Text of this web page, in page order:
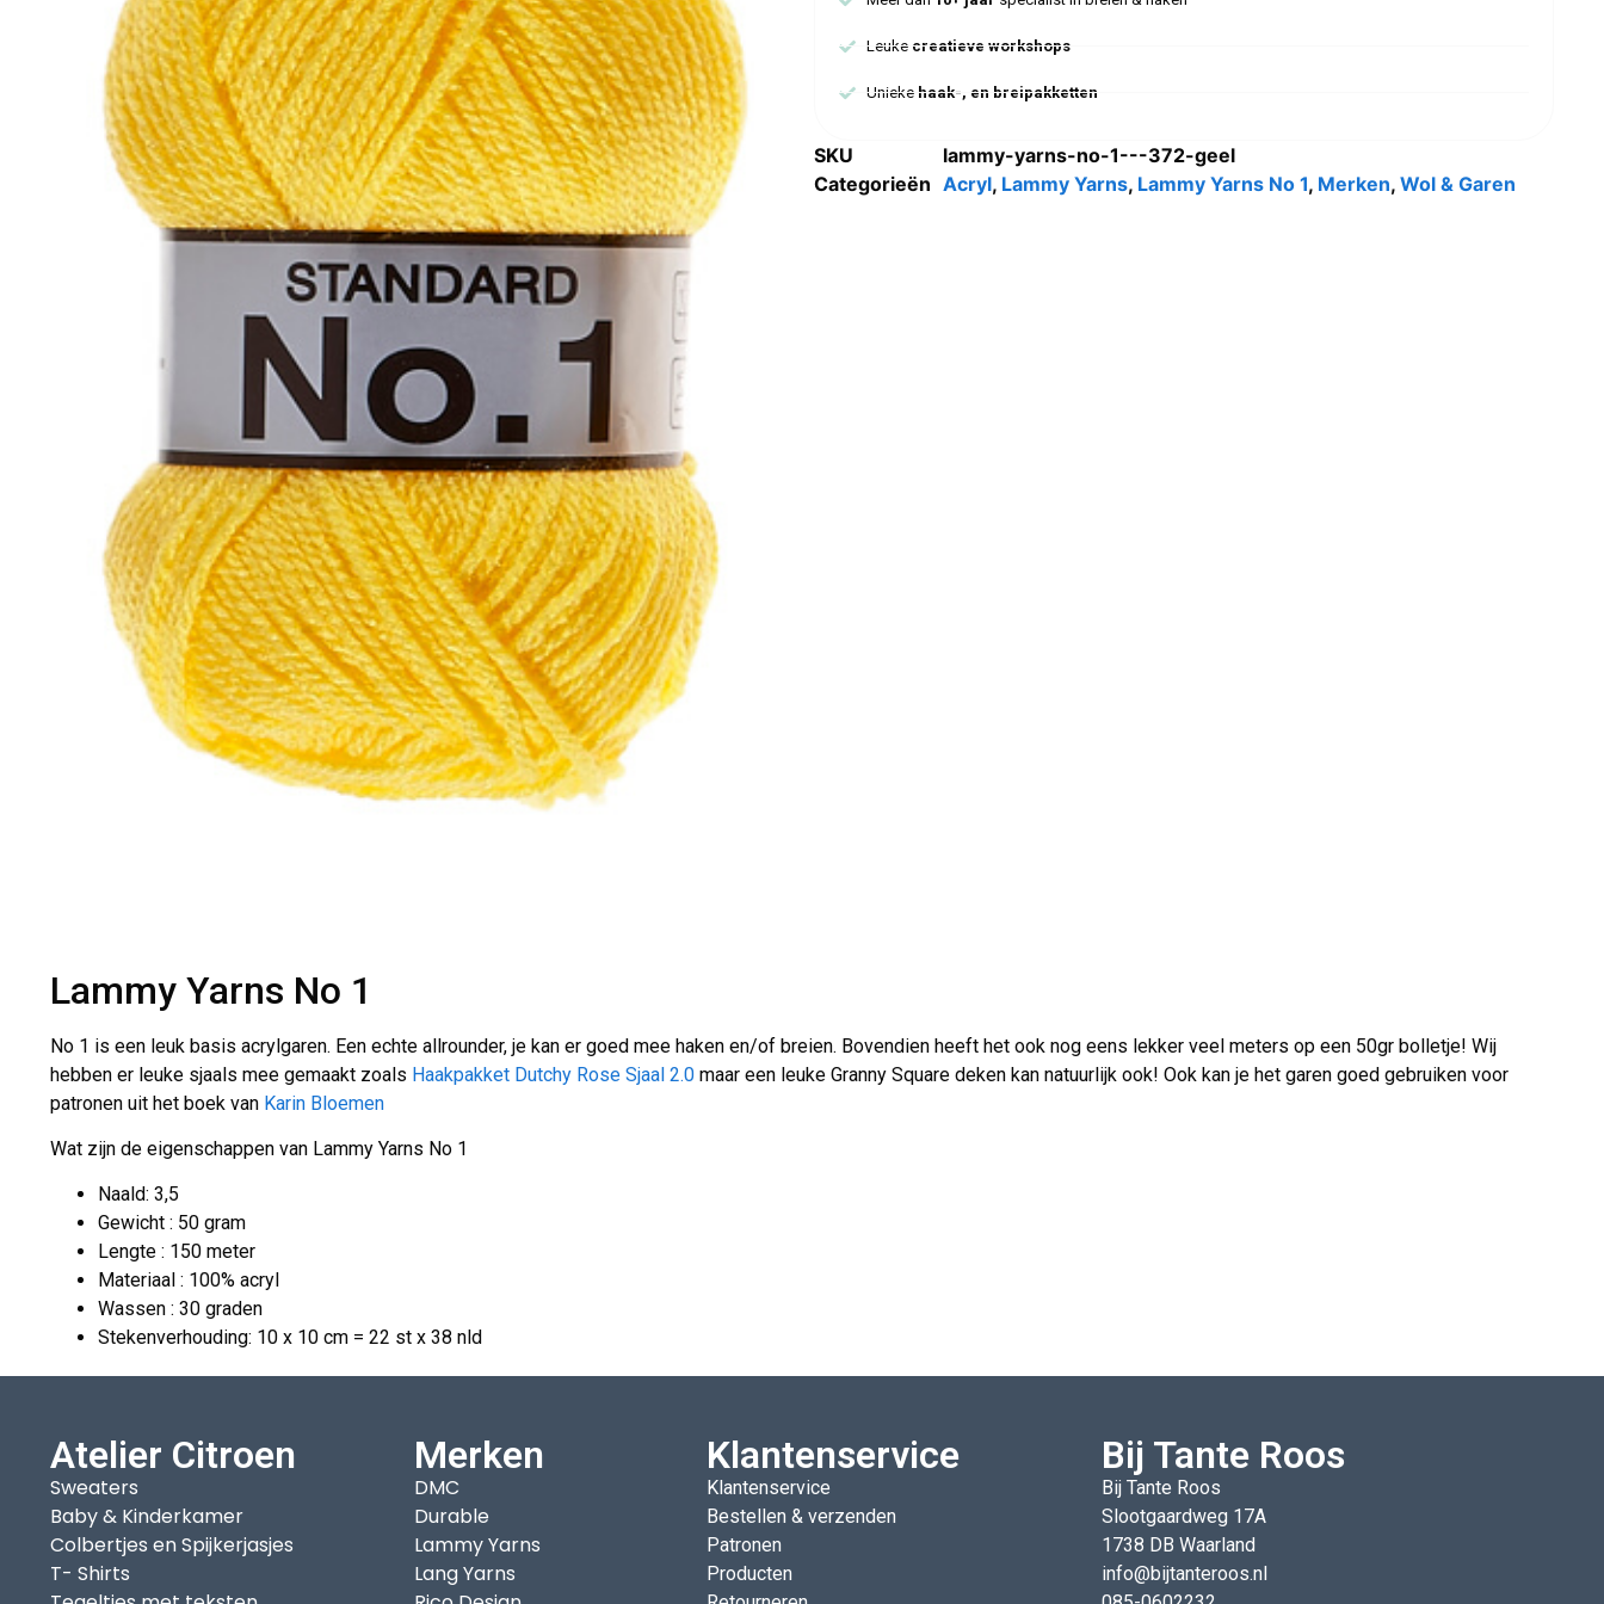
Leuke creatieve workshops
Uniekehaak-, en breipakketten
SKU
lammy-yarns-no-1---372-geel
Categorieën Acryl, Lammy Yarns, Lammy Yarns No 1, Merken, Wol & Garen
Lammy Yarns No 1
No 1 is een leuk basis acrylgaren. Een echte allrounder, je kan er goed mee haken en/of breien. Bovendien heeft het ook nog eens lekker veel meters op een 50gr bolletje! Wij
hebben er leuke sjaals mee gemaakt zoals Haakpakket Dutchy Rose Sjaal 2.0 maar een leuke Granny Square deken kan natuurlijk ook! Ook kan je het garen goed gebruiken voor
patronen uit het boek van Karin Bloemen
Wat zijn de eigenschappen van Lammy Yarns No 1
Naald: 3,5
Gewicht : 50 gram
Lengte : 150 meter
Materiaal : 100% acryl
Wassen : 30 graden
Stekenverhouding: 10 x 10 cm = 22 st x 38 nld
Atelier Citroen
Sweaters
Baby & Kinderkamer
Colbertjes en Spijkerjasjes
T- Shirts
Merken
DMC
Durable
Lammy Yarns
Lang Yarns
Klantenservice
Klantenservice
Bestellen & verzenden
Patronen
Producten
Bij Tante Roos
Bij Tante Roos
Slootgaardweg 17A
1738 DB Waarland
info@bijtanteroos.nl